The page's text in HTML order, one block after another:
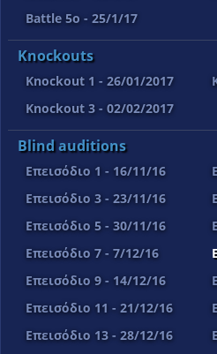
Battle 5o - 25/1/17
Knockouts
Knockout 1 - 26/01/2017
Knockout 3 - 02/02/2017
Blind auditions
Επεισόδιο 1 - 16/11/16
Επεισόδιο 3 - 23/11/16
Επεισόδιο 5 - 30/11/16
Επεισόδιο 7 - 7/12/16
Επεισόδιο 9 - 14/12/16
Επεισόδιο 11 - 21/12/16
Επεισόδιο 13 - 28/12/16